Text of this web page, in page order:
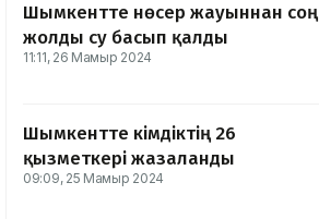
Шымкентте нөсер жауыннан соң
жолды су басып қалды
11:11, 26 Мамыр 2024
Шымкентте әкімдіктің 26
қызметкері жазаланды
09:09, 25 Мамыр 2024